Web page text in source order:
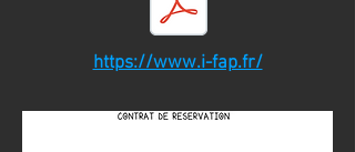
https://www.i-fap.fr/